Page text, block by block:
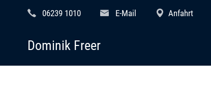
06239 1010 E-Mail Anfahrt
Dominik Freer